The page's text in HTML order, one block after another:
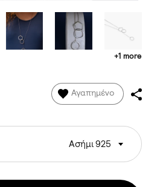
+1 more
Αγαπημένο
Ασήμι 925